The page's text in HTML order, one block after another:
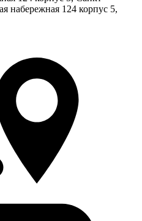
набережная 124 корпус 5,